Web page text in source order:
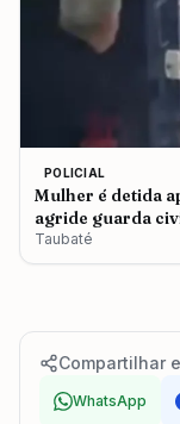
POLICIAL
Mulher é detida
agride guarda
Taubaté
Compartilhar
WhatsApp